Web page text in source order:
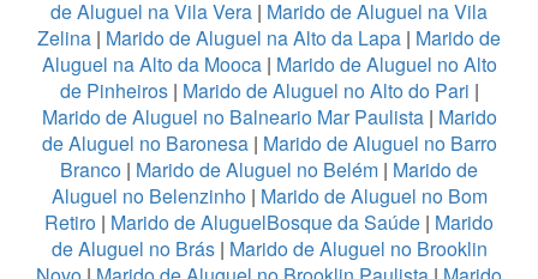
de Aluguel na Vila Vera | Marido de Aluguel na Vila
Zelina | Marido de Aluguel na Alto da Lapa | Marido de
Aluguel na Alto da Mooca| Marido de Aluguel no Alto
de Pinheiros| Marido de Aluguel no Alto do Pari |
Marido de Aluguel no Balneario Mar Paulista| Marido
de Aluguel no Baronesa| Marido de Aluguel no Barro
Branco | Marido de Aluguel no Belém | Marido de
Aluguel no Belenzinho| Marido de Aluguel no Bom
Retiro | Marido de AluguelBosque da Saúde | Marido
de Aluguel no Brás| Marido de Aluguel no Brooklin